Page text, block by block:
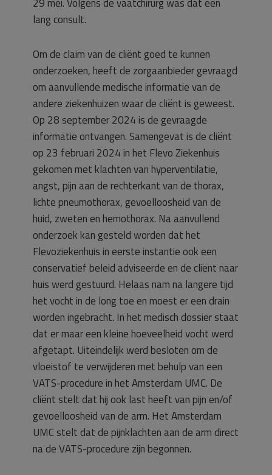
lang consult.
Om de claim van de cliënt goed te kunnen
onderzoeken, heeft de zorgaanbieder gevraagd
om aanvullende medische informatie van de
andere ziekenhuizen waar de cliënt is geweest.
Op 28 september 2024 is de gevraagde
informatie ontvangen. Samengevat is de cliënt
op 23 februari 2024 in het Flevo Ziekenhuis
gekomen met klachten van hyperventilatie,
angst, pijn aan de rechterkant van de thorax,
lichte pneumothorax, gevoelloosheid van de
huid, zweten en hemothorax. Na aanvullend
onderzoek kan gesteld worden dat het
Flevoziekenhuis in eerste instantie ook een
conservatief beleid adviseerde en de cliënt naar
huis werd gestuurd. Helaas nam na langere tijd
het vocht in de long toe en moest er een drain
worden ingebracht. In het medisch dossier staat
dat er maar een kleine hoeveelheid vocht werd
afgetapt. Uiteindelijk werd besloten om de
vloeistof te verwijderen met behulp van een
VATS-procedure in het Amsterdam UMC. De
cliënt stelt dat hij ook last heeft van pijn en/of
gevoelloosheid van de arm. Het Amsterdam
UMC stelt dat de pijnklachten aan de arm direct
na de VATS-procedure zijn begonnen.